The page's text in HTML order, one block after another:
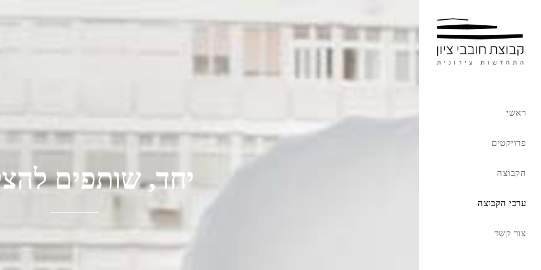
ראשי
פרויקטים
הקבוצה
ערכי הקבוצה
צור קשר
יחד, שותפים